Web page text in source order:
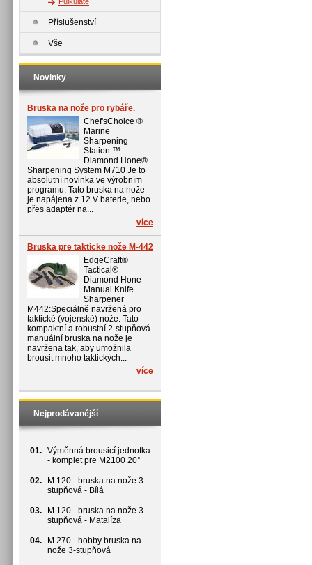
Příslušenství
Vše
Novinky
Bruska na nože pro rybáře.
Chef'sChoice ®
Marine
Sharpening
Station ™
Diamond Hone®
Sharpening System M710 Je to
absolutní novinka ve výrobním
programu. Tato bruska na nože
je napájena z 12 V baterie, nebo
přes adaptér na...
více
Bruska pre takticke nože M-442
EdgeCraft®
Tactical®
Diamond Hone
Manual Knife
Sharpener
M442:Speciálně navržená pro
taktické (vojenské) nože. Tato
kompaktní a robustní 2-stupňová
manuální bruska na nože je
navržena tak, aby umožnila
brousit mnoho taktických...
více
Nejprodávanější
01. Výměnná brousicí jednotka
- komplet pre M2100 20°
02.
M 120 - bruska na nože 3-
stupňová - Bílá
03.
M 120 - bruska na nože 3-
stupňová - Matalíza
04.
M 270 - hobby bruska na
nože 3-stupňová